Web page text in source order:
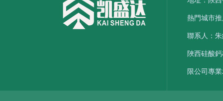
熱門城市
聯系人：
陜西硅酸
限公司專